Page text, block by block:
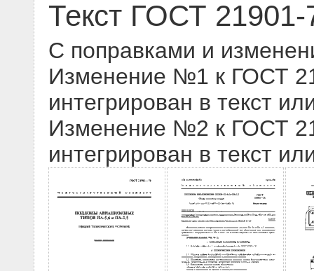
Текст ГОСТ 21901-
С поправками и
Изменение №1 к ГОСТ
интегрирован в текст
Изменение №2 к ГОСТ
интегрирован в текст